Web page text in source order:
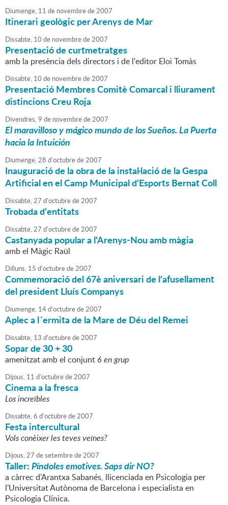
Diumenge, 11 de novembrede2007
Itinerari geològic per Arenys de Mar
Dissabte, 10 de novembrede2007
Presentació de curtmetratges
amb la presència dels directors i de l'editor Eloi Tomàs
Dissabte, 10 de novembrede2007
Presentació Membres Comitè Comarcal i lliurament
distincions Creu Roja
Divendres,9 de novembrede2007
El maravilloso y mágico mundo de los Sueños. La Puerta
hacia la Intuición
Diumenge,28 d'octubrede2007
Inauguració de la obra de la instal·lació de la Gespa
Artificial en el Camp Municipal d'Esports Bernat Coll
Dissabte,27 d'octubrede2007
Trobada d'entitats
Dissabte,27 d'octubrede2007
Castanyada popular a l'Arenys-Nou amb màgia
amb el Màgic Raül
Dilluns, 15 d'octubrede2007
Commemoració del 67è aniversari de l'afusellament
del president Lluís Companys
Diumenge, 14d'octubrede2007
Aplec a l´ermita de la Mare de Déu del Remei
Dissabte, 13 d'octubrede2007
Sopar de 30 + 30
amenitzat amb el conjunt 6 en grup
Dijous, 11 d'octubrede2007
Cinema a la fresca
Los increïbles
Dissabte,6 d'octubrede2007
Festa intercultural
Vols conèixer les teves veïnes?
Dijous,27 desetembrede2007
Taller:Píndoles emotives. Saps dir NO?
a càrrec d'Arantxa Sabanés, llicenciada en Psicologia per
l'Universitat Autònoma de Barcelona i especialista en
Psicologia Clínica.